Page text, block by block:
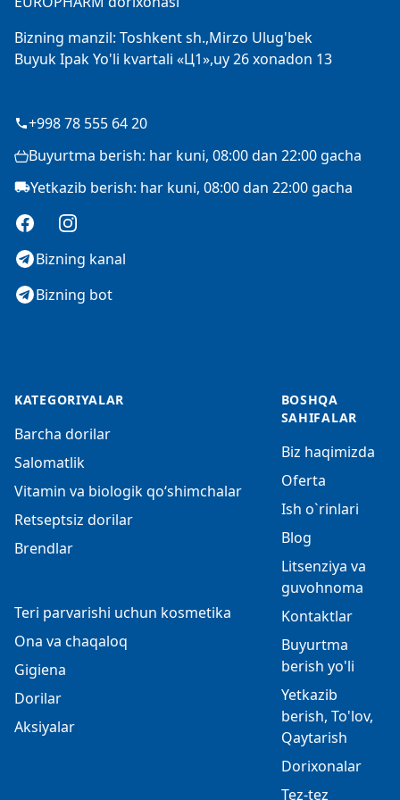
Bizning manzil: Toshkent sh.,Mirzo Ulug'bek
Buyuk Ipak Yo'li kvartali «Ц1»,uy 26 xonadon 13
+998 78 555 64 20
Buyurtma berish: har kuni, 08:00 dan 22:00 gacha
Yetkazib berish: har kuni, 08:00 dan 22:00 gacha
FacebookInstagram
Bizning kanal
Bizning bot
KATEGORIYALAR
Barcha dorilar
Salomatlik
Vitamin va biologik qo‘shimchalar
Retseptsiz dorilar
Brendlar
Teri parvarishi uchun kosmetika
Ona va chaqaloq
Gigiena
Dorilar
Aksiyalar
BOSHQA
SAHIFALAR
Biz haqimizda
Oferta
Ish o`rinlari
Blog
Litsenziya va
guvohnoma
Kontaktlar
Buyurtma
berish yo'li
Yetkazib
berish, To'lov,
Qaytarish
Dorixonalar
Tez-tez